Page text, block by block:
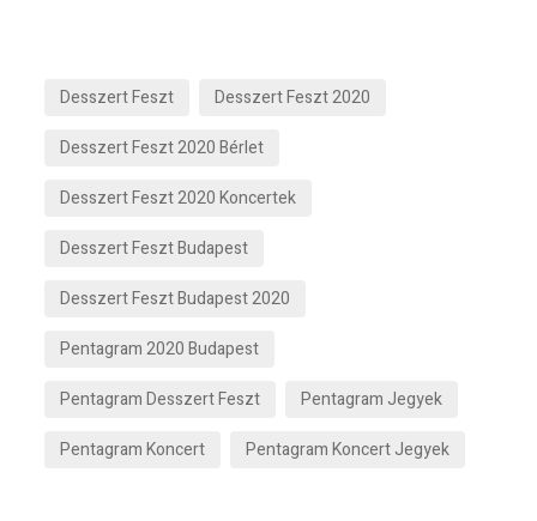
Desszert Feszt
Desszert Feszt 2020
Desszert Feszt 2020 Bérlet
Desszert Feszt 2020 Koncertek
Desszert Feszt Budapest
Desszert Feszt Budapest 2020
Pentagram 2020 Budapest
Pentagram Desszert Feszt
Pentagram Jegyek
Pentagram Koncert
Pentagram Koncert Jegyek